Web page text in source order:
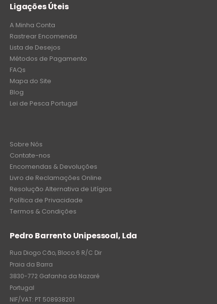
Ligações Úteis
A Minha Conta
Rastrear Encomenda
Lista de Desejos
Métodos de Pagamento
FAQs
Mapa do Site
Blog
Lei de Pesca Portugal
Sobre Nós
Contate-nos
Encomendas & Devoluções
Livro de Reclamações Online
Resolução Alternativa de Litígios
Política de Privacidade
Termos & Condições
Pedro Barrento Unipessoal, Lda
Rua Diogo Cão, Bloco 6 R/C Dir
Praia da Barra
3830-772 Gafanha da Nazaré
Portugal
NIF/VAT: PT 508938201